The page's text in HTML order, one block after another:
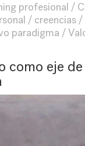
profesional
creencias
paradigma
como eje